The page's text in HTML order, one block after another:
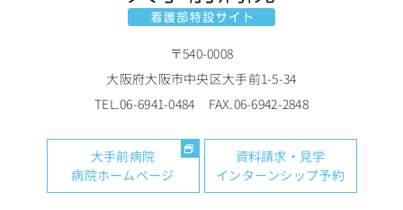
〒540-0008
大阪府大阪市中央区大手前1-5-34
TEL.06-6941-0484 FAX.06-6942-2848
大手前病院
病院ホームページ
資料請求・見学
インターンシップ予約